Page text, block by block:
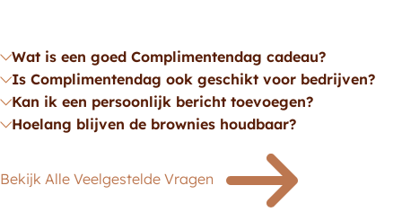
Wat is een goed Complimentendag cadeau?
Is Complimentendag ook geschikt voor bedrijven?
Kan ik een persoonlijk bericht toevoegen?
Hoelang blijven de brownies houdbaar?
Bekijk Alle Veelgestelde Vragen